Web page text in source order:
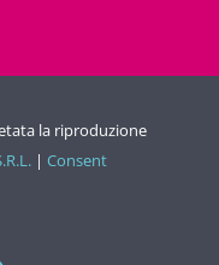
la riproduzione
| Consent